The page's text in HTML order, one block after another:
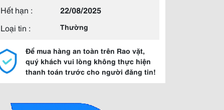
Hết hạn :
22/08/2025
Loại tin :
Thường
Để mua hàng an toàn trên Rao vặt,
quý khách vui lòng không thực hiện
thanh toán trước cho người đăng tin!